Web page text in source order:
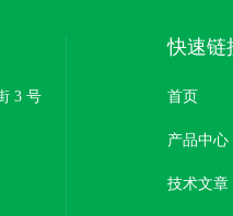
3 号
快速链
首页
产品中心
技术文章